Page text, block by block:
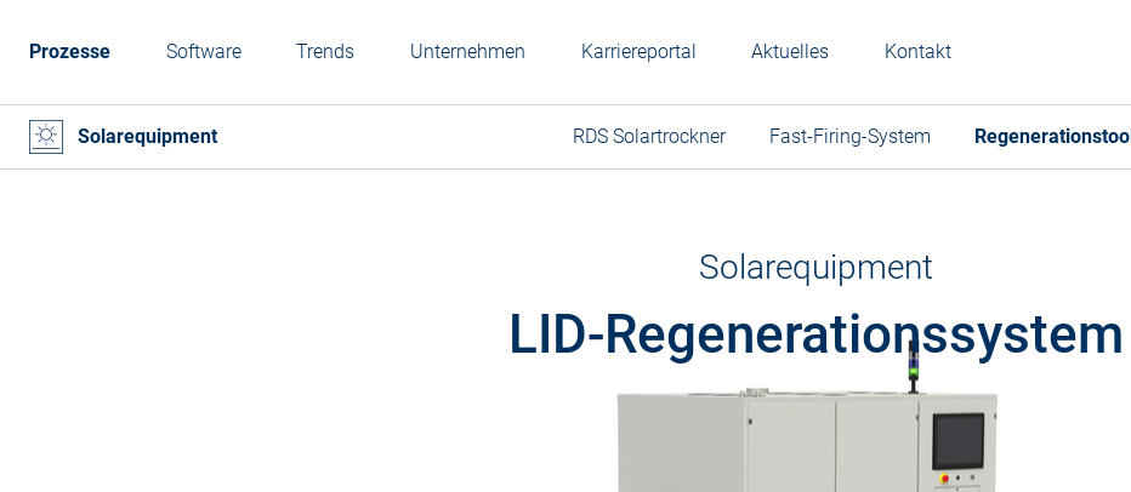
Prozesse Software Trends Unternehmen Karriereportal Aktuelles Kontakt
Solarequipment RDS Solartrockner Fast-Firing-System Regenerationstool
Solarequipment
LID-Regenerationssystem